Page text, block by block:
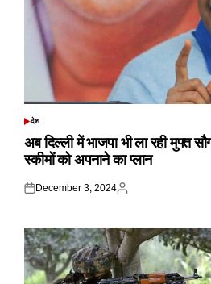
POSTED
देश
अब दिल्ली में भाजपा भी ला रही मुफ्त
स्कीमों को अपनाने का प्लान
Posted
December 3, 2024
Posted